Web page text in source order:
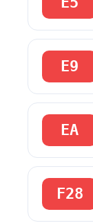
E9
EA
F28